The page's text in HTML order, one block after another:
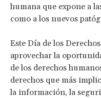
humana que expone a
como a los nuevos
Este Día de los
aprovechar la
de los derechos
derechos que más
la información, la